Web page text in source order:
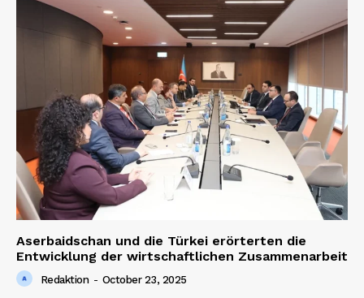
Aserbaidschan und die Türkei erörterten die
Entwicklung der wirtschaftlichen Zusammenarbeit
Redaktion - October 23, 2025